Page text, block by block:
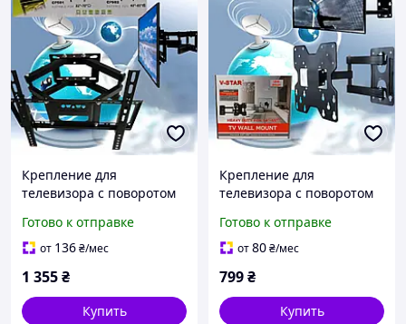
Крепление для
телевизора с поворотом
настенный кронштейн
для телевизора до 50кг
Готово к отправке
от 136₴/мес
1 355₴
Купить
Крепление для
телевизора с поворотом
V499 -настенный
кронштейн для
Готово к отправке
от80₴/мес
799₴
Купить